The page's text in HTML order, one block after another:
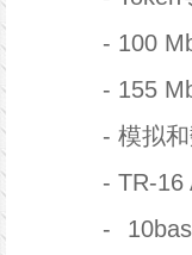
- 100
- 155
- 模拟
- TR-16
-